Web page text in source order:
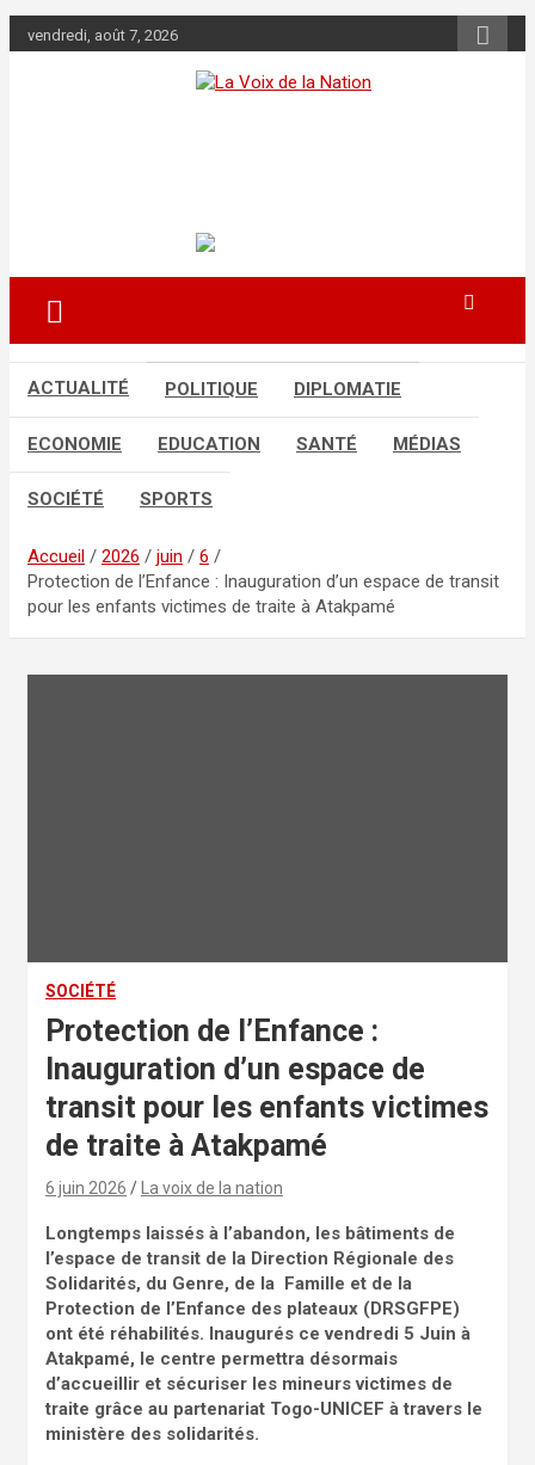
au
vendredi, août 7, 2026
ACTUALITÉ POLITIQUE DIPLOMATIE
ECONOMIE EDUCATION SANTÉ MÉDIAS
SOCIÉTÉ SPORTS
Accueil 2026 juin
6
Protection de l’Enfance : Inauguration d’un espace de transit
pour les enfants victimes de traite à Atakpamé
SOCIÉTÉ
Protection de l’Enfance :
Inauguration d’un espace de
transit pour les enfants victimes
de traite à Atakpamé
6 juin 2026 La voix de la nation
Longtemps laissés à l’abandon, les bâtiments de
l’espace de transit de la Direction Régionale des
Solidarités, du Genre, de la Famille et de la
Protection de l’Enfance des plateaux (DRSGFPE)
ont été réhabilités. Inaugurés ce vendredi 5 Juin à
Atakpamé, le centre permettra désormais
d’accueillir et sécuriser les mineurs victimes de
traite grâce au partenariat Togo-UNICEF à travers le
ministère des solidarités.